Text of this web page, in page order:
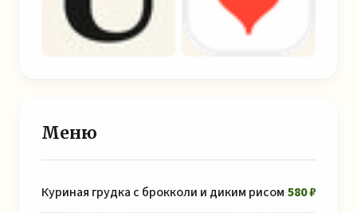
Меню
Куриная грудка с брокколи и диким рисом 580 ₽